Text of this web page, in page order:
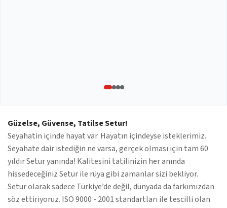
Güzelse, Güvense, Tatilse Setur!
Seyahatin içinde hayat var. Hayatın içindeyse isteklerimiz.
Seyahate dair istediğin ne varsa, gerçek olması için tam 60
yıldır Setur yanında! Kalitesini tatilinizin her anında
hissedeceğiniz Setur ile rüya gibi zamanlar sizi bekliyor.
Setur olarak sadece Türkiye’de değil, dünyada da farkımızdan
söz ettiriyoruz. ISO 9000 - 2001 standartları ile tescilli olan